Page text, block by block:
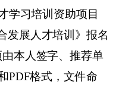
学习培训资助项目
发展人才培训》报名
由本人签字、推荐单
PDF格式，文件命